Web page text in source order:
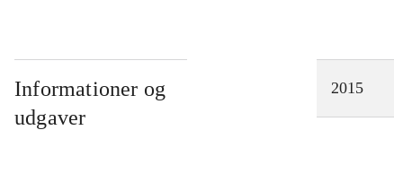
Informationer og
udgaver
2015